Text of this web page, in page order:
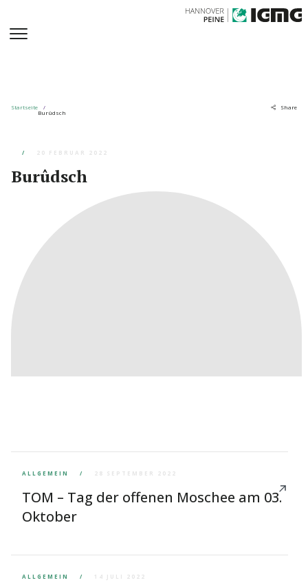
Startseite
Burûdsch
Share
20 FEBRUAR 2022
Burûdsch
ALLGEMEIN 28 SEPTEMBER 2022
TOM – Tag der offenen Moschee am 03.
Oktober
ALLGEMEIN 14 JULI 2022